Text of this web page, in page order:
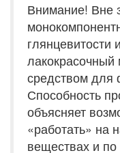
Внимание! Вне
глянцевитости
лакокрасочный
средством для
Способность
объясняет
«работать» на
веществах и